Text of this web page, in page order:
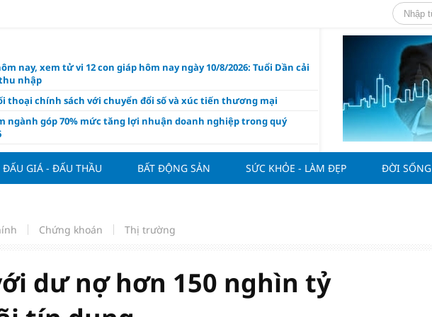
nay, xem tử vi 12 con giáp hôm nay ngày 10/8/2026: Tuổi Dần cải
nhập
thoại chính sách với chuyển đổi số và xúc tiến thương mại
ngành góp 70% mức tăng lợi nhuận doanh nghiệp trong quý
nghiệp kiến nghị gì trong dự thảo Luật Kinh doanh bất động sản
chính thức đàm phán mua Joao Palhinha từ Bayern Munich
công bố và chính thức mở màn Vòng sơ khảo Miss Galaxy Việt
Đỉnh cao nhan sắc trong kỷ nguyên số
giá quyền sử dụng đất và khách sạn tại tại số 8 - 10 Chu Văn An
dư địa phát triển mới
ĐẤU GIÁ - ĐẤU THẦU BẤT ĐỘNG SẢN SỨC KHỎE - LÀM ĐẸP ĐỜI SỐNG
Chứng khoán Thị trường
dư nợ hơn 150 nghìn tỷ